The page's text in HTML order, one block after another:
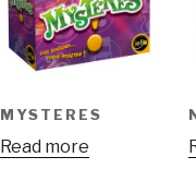
MYSTERES
Read more